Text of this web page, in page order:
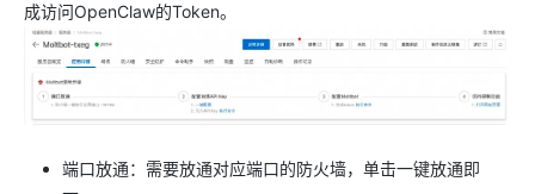
成访问OpenClaw的Token。
端口放通：需要放通对应端口的防火墙，单击一键放通即